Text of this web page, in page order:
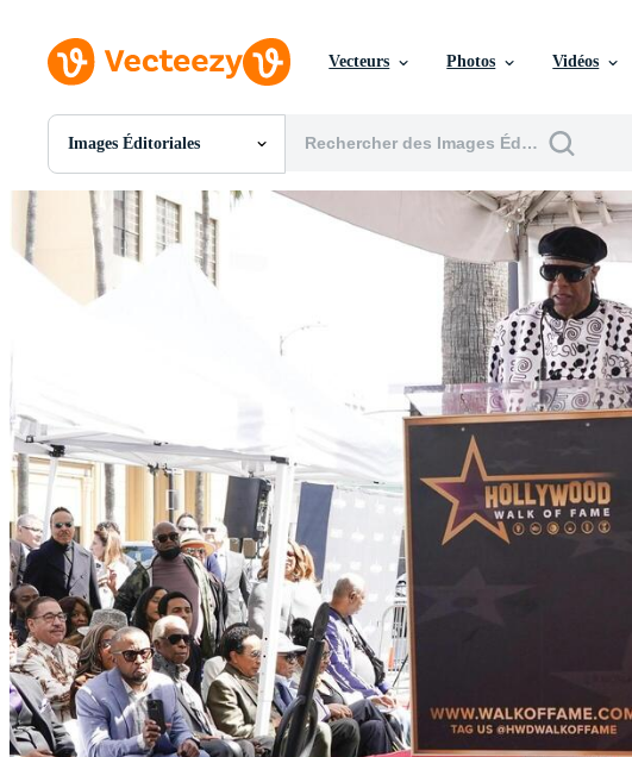
Vecteurs Photos Vidéos
Images Éditoriales
Toutes Images
Photos
PNGs
PSDs
Modèles